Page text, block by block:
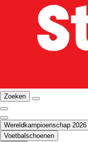
Zoeken
Wereldkampioenschap 2026
Voetbalschoenen